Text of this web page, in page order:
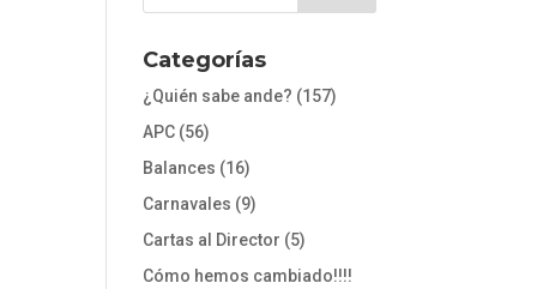
Categorías
¿Quién sabe ande? (157)
APC (56)
Balances (16)
Carnavales (9)
Cartas al Director (5)
Cómo hemos cambiado!!!!